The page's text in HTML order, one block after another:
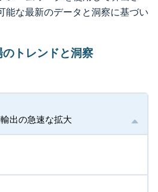
能な最新のデータと洞察に基づい
トレンドと洞察
出の急速な拡大